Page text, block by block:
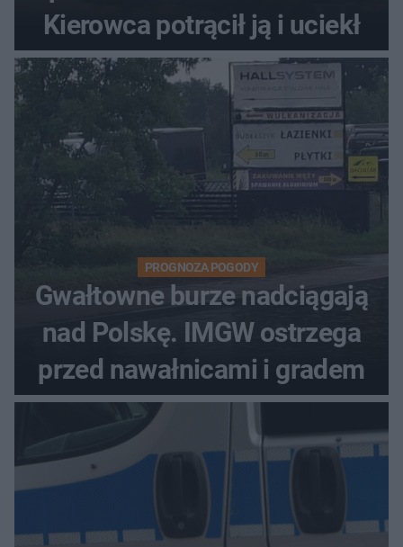
Kierowca potrącił ją i uciekł
PROGNOZA POGODY
Gwałtowne burze nadciągają
nad Polskę. IMGW ostrzega
przed nawałnicami i gradem